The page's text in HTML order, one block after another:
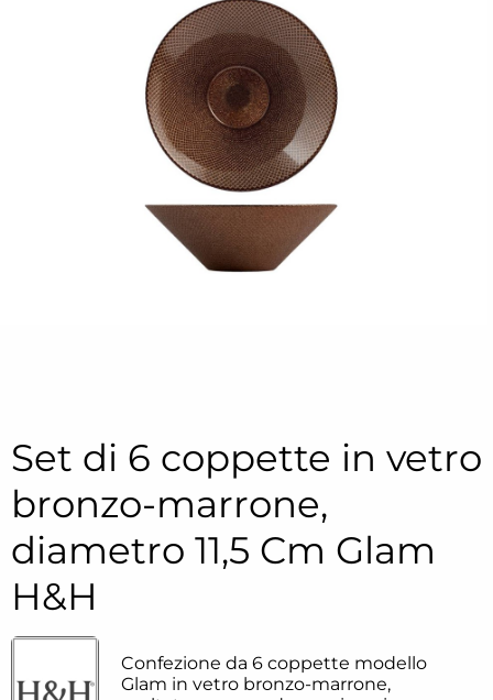
Set di 6 coppette in vetro
bronzo-marrone,
diametro 11,5 Cm Glam
H&H
Confezione da 6 coppette modello
Glam in vetro bronzo-marrone,